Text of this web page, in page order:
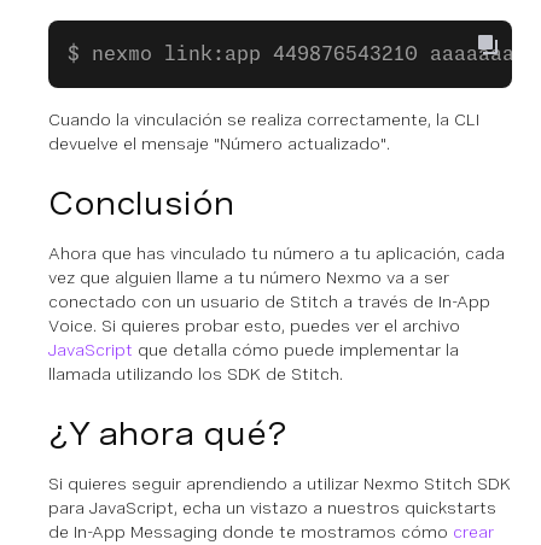
$ nexmo link:app 449876543210
Cuando la vinculación se realiza correctamente, la CLI
devuelve el mensaje "Número actualizado".
Conclusión
Ahora que has vinculado tu número a tu aplicación, cada
vez que alguien llame a tu número Nexmo va a ser
conectado con un usuario de Stitch a través de In-App
Voice. Si quieres probar esto, puedes ver el archivo
JavaScript que detalla cómo puede implementar la
llamada utilizando los SDK de Stitch.
¿Y ahora qué?
Si quieres seguir aprendiendo a utilizar Nexmo Stitch SDK
para JavaScript, echa un vistazo a nuestros quickstarts
de In-App Messaging donde te mostramos cómo crear